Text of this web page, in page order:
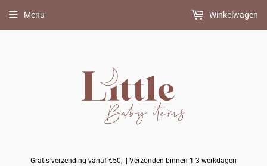
Gratis verzending vanaf €50,- | Verzonden binnen 1-3 werkdagen
Menu Winkelwagen